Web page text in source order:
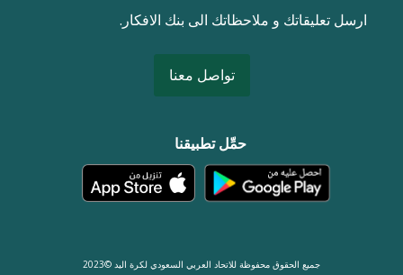
ارسل تعليقاتك و ملاحظاتك الى بنك الافكار.
تواصل معنا
حمِّل تطبيقنا
جميع الحقوق محفوظة للاتحاد العربي السعودي لكرة اليد ©2023